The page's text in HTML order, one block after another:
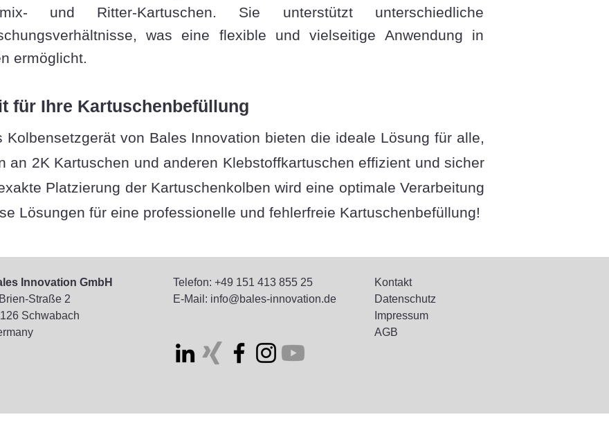
und Ritter-Kartuschen. Sie unterstützt unterschiedliche
was eine flexible und vielseitige Anwendung in
ermöglicht.
für Ihre Kartuschenbefüllung
Kolbensetzgerät von Bales Innovation bieten die ideale Lösung für alle,
an 2K Kartuschen und anderen Klebstoffkartuschen effizient und sicher
Platzierung der Kartuschenkolben wird eine optimale Verarbeitung
Lösungen für eine professionelle und fehlerfreie Kartuschenbefüllung!
Innovation GmbH
Straße 2
Schwabach
Kontakt
Datenschutz
Impressum
AGB
Telefon: +49 151 413 855 25
E-Mail: info@bales-innovation.de